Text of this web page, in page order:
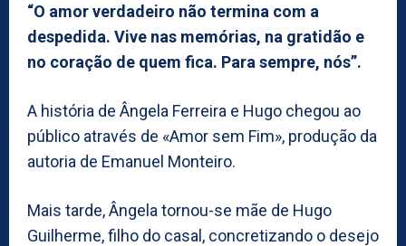
“O amor verdadeiro não termina com a
despedida. Vive nas memórias, na gratidão e
no coração de quem fica. Para sempre, nós”.
A história de Ângela Ferreira e Hugo chegou ao
público através de «Amor sem Fim», produção da
autoria de Emanuel Monteiro.
Mais tarde, Ângela tornou-se mãe de Hugo
Guilherme, filho do casal, concretizando o desejo